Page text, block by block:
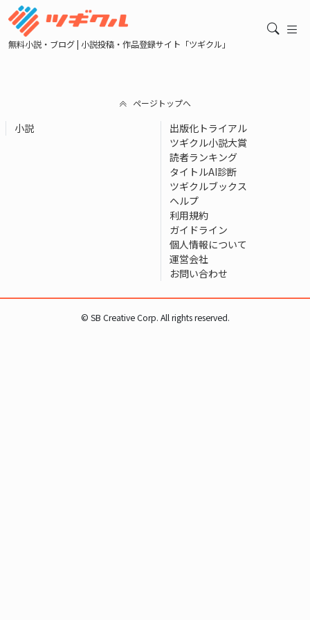
無料小説・ブログ | 小説投稿・作品登録サイト「ツギクル」
ページトップへ
小説
出版化トライアル
ツギクル小説大賞
読者ランキング
タイトルAI診断
ツギクルブックス
ヘルプ
利用規約
ガイドライン
個人情報について
運営会社
お問い合わせ
© SB Creative Corp. All rights reserved.